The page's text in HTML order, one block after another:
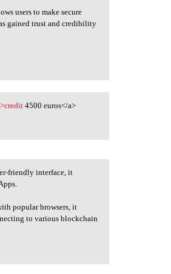
users to make secure
gained trust and credibility
4500 euros</a>
friendly interface, it
popular browsers, it
to various blockchain